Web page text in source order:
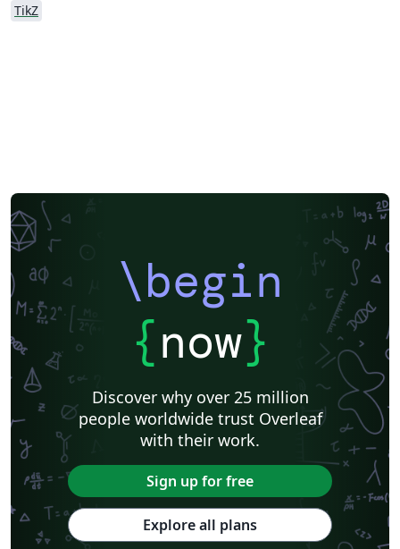
TikZ
\begin
{now}
Discover why over 25 million
people worldwide trust Overleaf
with their work.
Sign up for free
Explore all plans